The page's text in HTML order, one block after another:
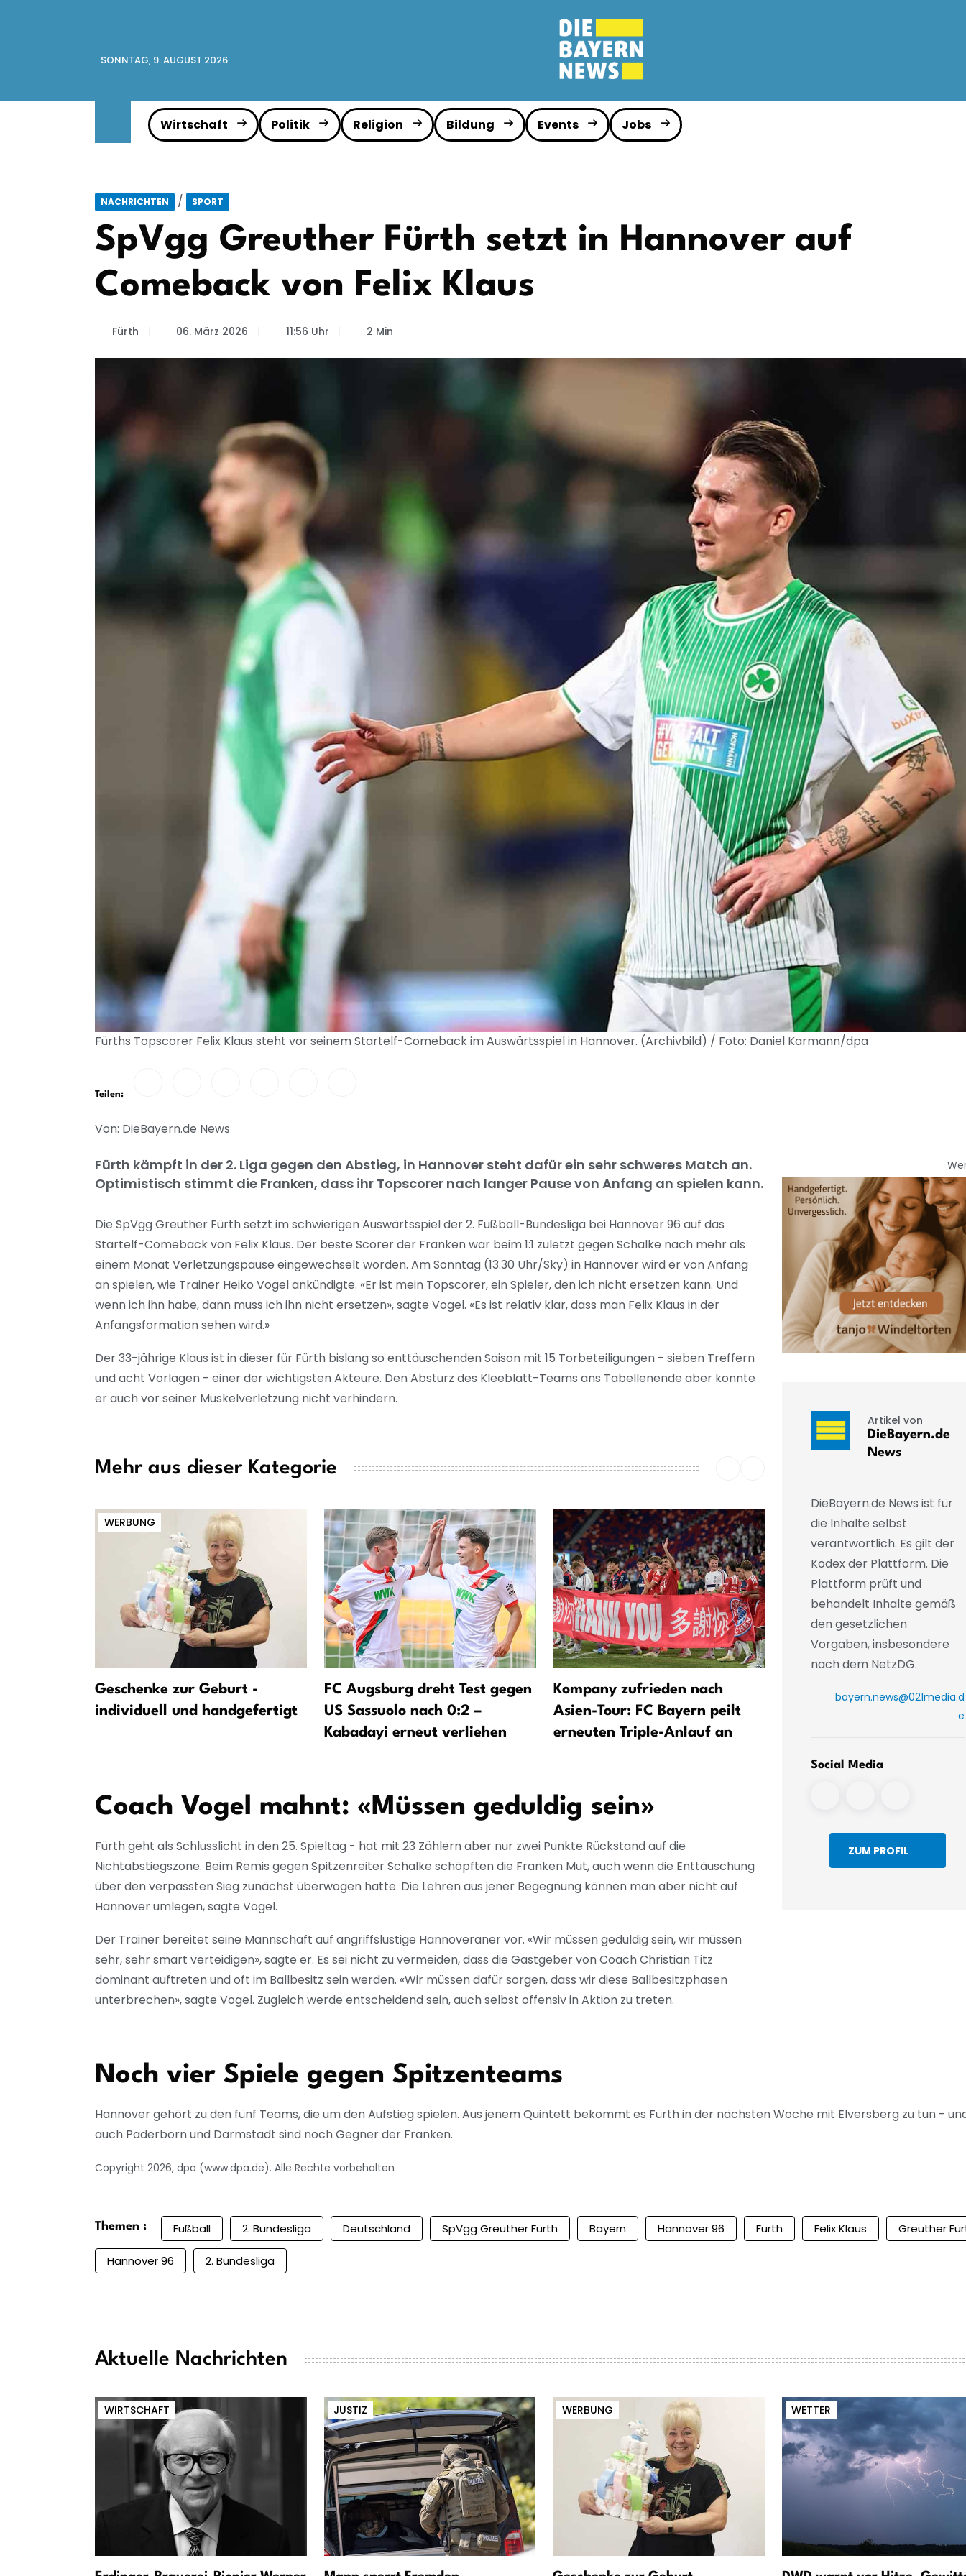
SONNTAG, 9. AUGUST 2026
Wirtschaft Politik Religion Bildung Events Jobs
NACHRICHTEN / SPORT
SpVgg Greuther Fürth setzt in Hannover auf
Comeback von Felix Klaus
Fürth 06. März 2026 11:56 Uhr 2 Min
Fürths Topscorer Felix Klaus steht vor seinem Startelf-Comeback im Auswärtsspiel in Hannover. (Archivbild) / Foto: Daniel Karmann/dpa
Teilen:
Von: DieBayern.de News
Fürth kämpft in der 2. Liga gegen den Abstieg, in Hannover steht dafür ein sehr schweres Match an.
Optimistisch stimmt die Franken, dass ihr Topscorer nach langer Pause von Anfang an spielen kann.
Die SpVgg Greuther Fürth setzt im schwierigen Auswärtsspiel der 2. Fußball-Bundesliga bei Hannover 96 auf das
Startelf-Comeback von Felix Klaus. Der beste Scorer der Franken war beim 1:1 zuletzt gegen Schalke nach mehr als
einem Monat Verletzungspause eingewechselt worden. Am Sonntag (13.30 Uhr/Sky) in Hannover wird er von Anfang
an spielen, wie Trainer Heiko Vogel ankündigte. «Er ist mein Topscorer, ein Spieler, den ich nicht ersetzen kann. Und
wenn ich ihn habe, dann muss ich ihn nicht ersetzen», sagte Vogel. «Es ist relativ klar, dass man Felix Klaus in der
Anfangsformation sehen wird.»
Der 33-jährige Klaus ist in dieser für Fürth bislang so enttäuschenden Saison mit 15 Torbeteiligungen - sieben Treffern
und acht Vorlagen - einer der wichtigsten Akteure. Den Absturz des Kleeblatt-Teams ans Tabellenende aber konnte
er auch vor seiner Muskelverletzung nicht verhindern.
Mehr aus dieser Kategorie
WERBUNG
Geschenke zur Geburt -
individuell und handgefertigt
FC Augsburg dreht Test gegen
US Sassuolo nach 0:2 –
Kabadayi erneut verliehen
Kompany zufrieden nach
Asien-Tour: FC Bayern peilt
erneuten Triple-Anlauf an
1860 München:
im Grünwalder Stadion
Coach Vogel mahnt: «Müssen geduldig sein»
Fürth geht als Schlusslicht in den 25. Spieltag - hat mit 23 Zählern aber nur zwei Punkte Rückstand auf die
Nichtabstiegszone. Beim Remis gegen Spitzenreiter Schalke schöpften die Franken Mut, auch wenn die Enttäuschung
über den verpassten Sieg zunächst überwogen hatte. Die Lehren aus jener Begegnung können man aber nicht auf
Hannover umlegen, sagte Vogel.
Der Trainer bereitet seine Mannschaft auf angriffslustige Hannoveraner vor. «Wir müssen geduldig sein, wir müssen
sehr, sehr smart verteidigen», sagte er. Es sei nicht zu vermeiden, dass die Gastgeber von Coach Christian Titz
dominant auftreten und oft im Ballbesitz sein werden. «Wir müssen dafür sorgen, dass wir diese Ballbesitzphasen
unterbrechen», sagte Vogel. Zugleich werde entscheidend sein, auch selbst offensiv in Aktion zu treten.
Artikel von
DieBayern.de
News
DieBayern.de News ist für
die Inhalte selbst
verantwortlich. Es gilt der
Kodex der Plattform. Die
Plattform prüft und
behandelt Inhalte gemäß
den gesetzlichen
Vorgaben, insbesondere
nach dem NetzDG.
bayern.news@021media.d
e
Social Media
ZUM PROFIL
Noch vier Spiele gegen Spitzenteams
Hannover gehört zu den fünf Teams, die um den Aufstieg spielen. Aus jenem Quintett bekommt es Fürth in der nächsten Woche mit Elversberg zu tun -
auch Paderborn und Darmstadt sind noch Gegner der Franken.
Copyright 2026, dpa (www.dpa.de). Alle Rechte vorbehalten
Themen : Fußball 2. Bundesliga Deutschland SpVgg Greuther Fürth Bayern Hannover 96 Fürth Felix Klaus Greuther
Hannover 96 2. Bundesliga
Aktuelle Nachrichten
WIRTSCHAFT JUSTIZ WERBUNG WETTER